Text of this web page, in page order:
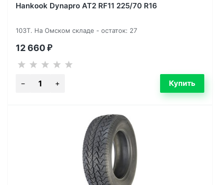
Hankook Dynapro AT2 RF11 225/70 R16
103T. На Омском складе - остаток: 27
12 660 ₽